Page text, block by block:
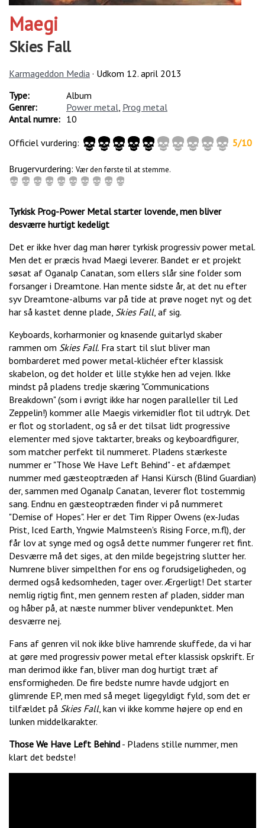
Maegi
Skies Fall
Karmageddon Media · Udkom 12. april 2013
Type:
Album
Genrer:
Power metal Prog metal
Antal numre: 10
Officiel vurdering:
5/10
Brugervurdering: Vær den første til at stemme.
Tyrkisk Prog-Power Metal starter lovende, men bliver
desværre hurtigt kedeligt
Det er ikke hver dag man hører tyrkisk progressiv power metal.
Men det er præcis hvad Maegi leverer. Bandet er et projekt
søsat af Oganalp Canatan, som ellers slår sine folder som
forsanger i Dreamtone. Han mente sidste år, at det nu efter
syv Dreamtone-albums var på tide at prøve noget nyt og det
har så kastet denne plade, Skies Fall, af sig.
Keyboards, korharmonier og knasende guitarlyd skaber
rammen om Skies Fall. Fra start til slut bliver man
bombarderet med power metal-klichéer efter klassisk
skabelon, og det holder et lille stykke hen ad vejen. Ikke
mindst på pladens tredje skæring "Communications
Breakdown" (som i øvrigt ikke har nogen paralleller til Led
Zeppelin!) kommer alle Maegis virkemidler flot til udtryk. Det
er flot og storladent, og så er det tilsat lidt progressive
elementer med sjove taktarter, breaks og keyboardfigurer,
som matcher perfekt til nummeret. Pladens stærkeste
nummer er "Those We Have Left Behind" - et afdæmpet
nummer med gæsteoptræden af Hansi Kürsch (Blind Guardian)
der, sammen med Oganalp Canatan, leverer flot tostemmig
sang. Endnu en gæsteoptræden finder vi på nummeret
"Demise of Hopes". Her er det Tim Ripper Owens (ex-Judas
Prist, Iced Earth, Yngwie Malmsteen's Rising Force, m.fl), der
får lov at synge med og også dette nummer fungerer ret fint.
Desværre må det siges, at den milde begejstring slutter her.
Numrene bliver simpelthen for ens og forudsigeligheden, og
dermed også kedsomheden, tager over. Ærgerligt! Det starter
nemlig rigtig fint, men gennem resten af pladen, sidder man
og håber på, at næste nummer bliver vendepunktet. Men
desværre nej.
Fans af genren vil nok ikke blive hamrende skuffede, da vi har
at gøre med progressiv power metal efter klassisk opskrift. Er
man derimod ikke fan, bliver man dog hurtigt træt af
ensformigheden. De fire bedste numre havde udgjort en
glimrende EP, men med så meget ligegyldigt fyld, som det er
tilfældet på Skies Fall, kan vi ikke komme højere op end en
lunken middelkarakter.
Those We Have Left Behind - Pladens stille nummer, men
klart det bedste!